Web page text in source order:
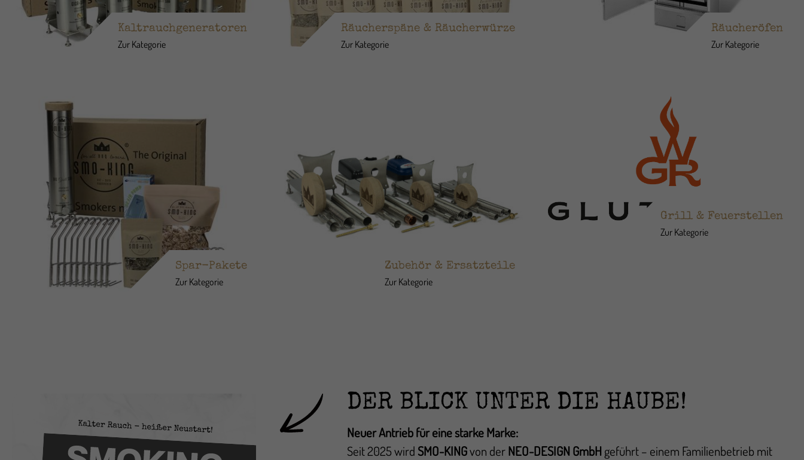
Kaltrauchgeneratoren
Zur Kategorie
Räucherspäne & Räucherwürze
Zur Kategorie
Räucheröfen
Zur Kategorie
Spar-Pakete
Zur Kategorie
Zubehör & Ersatzteile
Zur Kategorie
Grill & Feuerstellen
Zur Kategorie
DER BLICK UNTER DIE HAUBE!
Neuer Antrieb für eine starke Marke:
Seit 2025 wird SMO-KINGvon derNEO-DESIGN GmbH geführt – einem Familienbetrieb mit